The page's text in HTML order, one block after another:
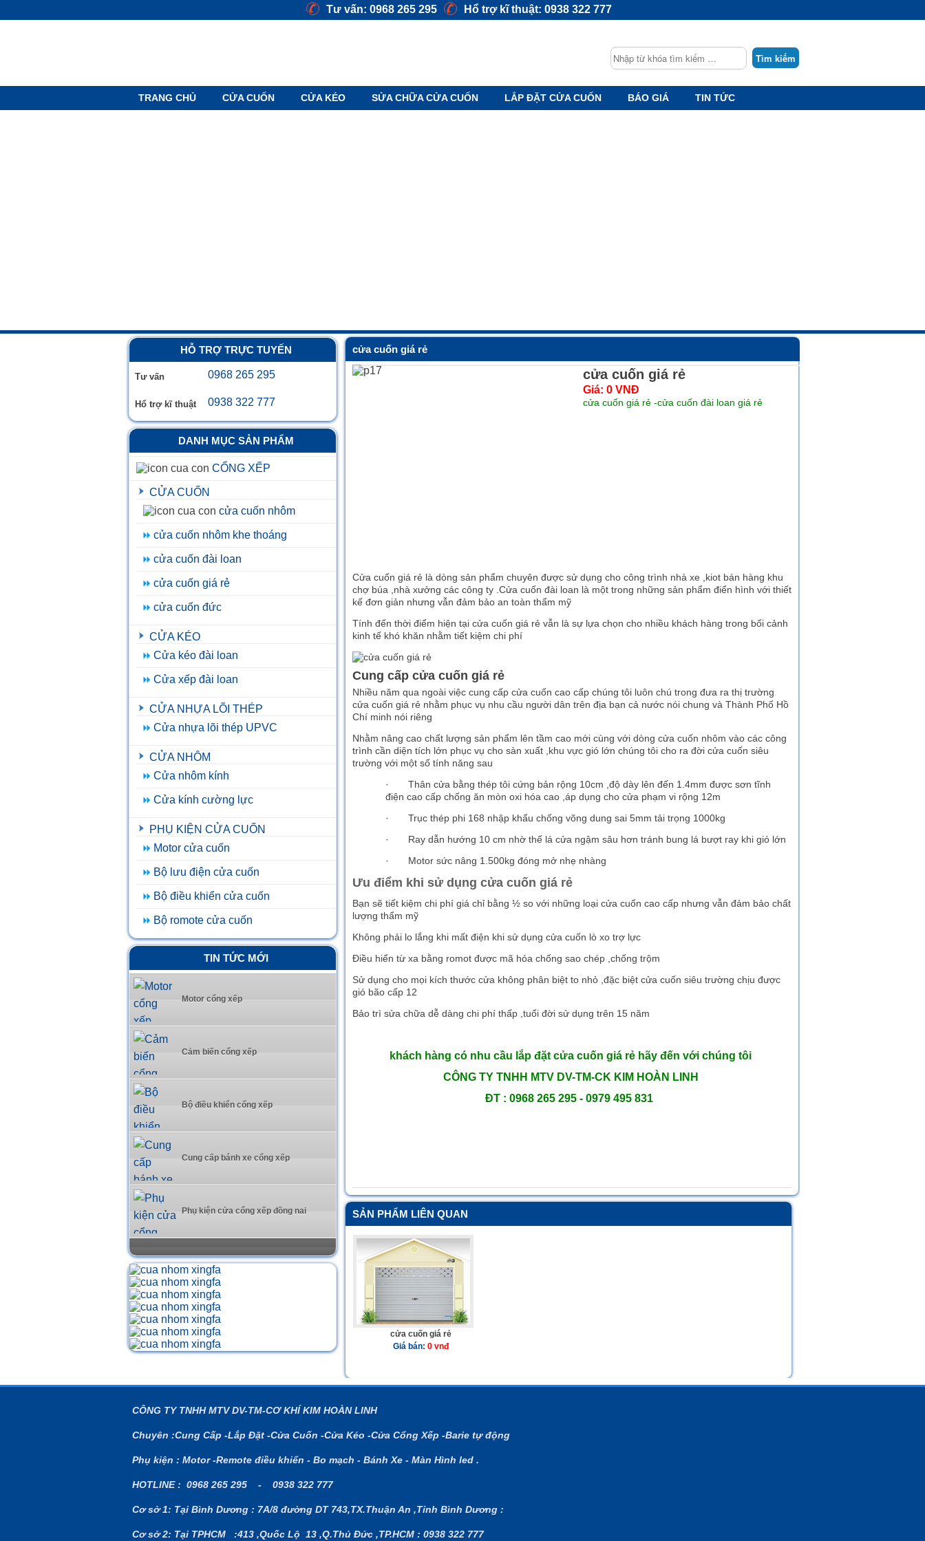
Tư vấn: 0968 265 295 Hổ trợ kĩ thuật: 0938 322 777
Search
SKIP TO CONTENT
TRANG CHỦ CỬA CUỐN CỬA KÉO SỬA CHỮA CỬA CUỐN LẮP ĐẶT CỬA CUỐN BÁO GIÁ TIN TỨC
cửa cuốn giá rẻ
cửa cuốn giá rẻ
Giá: 0 VNĐ
cửa cuốn giá rẻ -cửa cuốn đài loan giá rẻ
Cửa cuốn giá rẻ là dòng sản phẩm chuyên được sử dụng cho công trình nhà xe ,kiot bán hàng khu
chợ búa ,nhà xưởng các công ty .Cửa cuốn đài loan là một trong những sản phẩm điển hình với thiết
kế đơn giản nhưng vẫn đảm bảo an toàn thẩm mỹ
Tính đến thời điểm hiện tại cửa cuốn giá rẻ vẫn là sự lựa chọn cho nhiều khách hàng trong bối cảnh
kinh tế khó khăn nhằm tiết kiệm chi phí
Cung cấp cửa cuốn giá rẻ
Nhiều năm qua ngoài việc cung cấp cửa cuốn cao cấp chúng tôi luôn chú trong đưa ra thị trường
cửa cuốn giá rẻ nhằm phục vụ nhu cầu người dân trên địa bạn cả nước nói chung và Thành Phố Hồ
Chí minh nói riêng
Nhằm nâng cao chất lượng sản phẩm lên tầm cao mới cùng với dòng cửa cuốn nhôm vào các công
trình cần diện tích lớn phục vụ cho sàn xuất ,khu vực gió lớn chúng tôi cho ra đời cửa cuốn siêu
trường với một số tính năng sau
· Thân cửa bằng thép tôi cứng bản rộng 10cm ,độ dày lên đến 1.4mm được sơn tĩnh
điện cao cấp chống ăn mòn oxi hóa cao ,áp dụng cho cửa phạm vi rộng 12m
· Trục thép phi 168 nhập khẩu chống võng dung sai 5mm tải trọng 1000kg
· Ray dẫn hướng 10 cm nhờ thế lá cửa ngậm sâu hơn tránh bung lá bượt ray khi gió lớn
· Motor sức nâng 1.500kg đóng mở nhẹ nhàng
Ưu điểm khi sử dụng cửa cuốn giá rẻ
Bạn sẽ tiết kiệm chi phí giá chỉ bằng ½ so với những loại cửa cuốn cao cấp nhưng vẫn đảm bảo chất
lượng thẩm mỹ
Không phải lo lắng khi mất điện khi sử dụng cửa cuốn lò xo trợ lực
Điều hiển từ xa bằng romot được mã hóa chống sao chép ,chống trộm
Sử dụng cho mọi kích thước cửa không phân biệt to nhỏ ,đặc biệt cửa cuốn siêu trường chịu được
gió bão cấp 12
Bảo trì sửa chữa dễ dàng chi phí thấp ,tuổi đời sử dụng trên 15 năm
khách hàng có nhu cầu lắp đặt cửa cuốn giá rẻ hãy đến với chúng tôi
CÔNG TY TNHH MTV DV-TM-CK KIM HOÀN LINH
ĐT : 0968 265 295 - 0979 495 831
SẢN PHẨM LIÊN QUAN
cửa cuốn giá rẻ
Giá bán: 0 vnđ
HỖ TRỢ TRỰC TUYẾN
Tư vấn 0968 265 295
Hổ trợ kĩ thuật 0938 322 777
DANH MỤC SẢN PHẨM
CỔNG XẾP
CỬA CUỐN
cửa cuốn nhôm
cửa cuốn nhôm khe thoáng
cửa cuốn đài loan
cửa cuốn giá rẻ
cửa cuốn đức
CỬA KÉO
Cửa kéo đài loan
Cửa xếp đài loan
CỬA NHỰA LÕI THÉP
Cửa nhựa lõi thép UPVC
CỬA NHÔM
Cửa nhôm kính
Cửa kính cường lực
PHỤ KIỆN CỬA CUỐN
Motor cửa cuốn
Bộ lưu điện cửa cuốn
Bộ điều khiển cửa cuốn
Bộ romote cửa cuốn
TIN TỨC MỚI
Motor cổng xếp
Cảm biến cổng xếp
Bộ điều khiển cổng xếp
Cung cấp bánh xe cổng xếp
Phụ kiện cửa cổng xếp đồng nai
CÔNG TY TNHH MTV DV-TM-CƠ KHÍ KIM HOÀN LINH
Chuyên :Cung Cấp -Lắp Đặt -Cửa Cuốn -Cửa Kéo -Cửa Cổng Xếp -Barie tự động
Phụ kiện : Motor -Remote điều khiển - Bo mạch - Bánh Xe - Màn Hình led .
HOTLINE : 0968 265 295 - 0938 322 777
Cơ sở 1: Tại Bình Dương : 7A/8 đường DT 743,TX.Thuận An ,Tỉnh Bình Dương :
Cơ sở 2: Tại TPHCM :413 ,Quốc Lộ 13 ,Q.Thủ Đức ,TP.HCM : 0938 322 777